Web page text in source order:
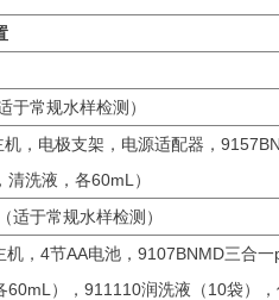
于常规水样检测）
机，电极支架，电源适配器，
洗液，各60mL）
适于常规水样检测）
机，4节AA电池，9107BNMD三合
60mL），911110润洗液（10袋）